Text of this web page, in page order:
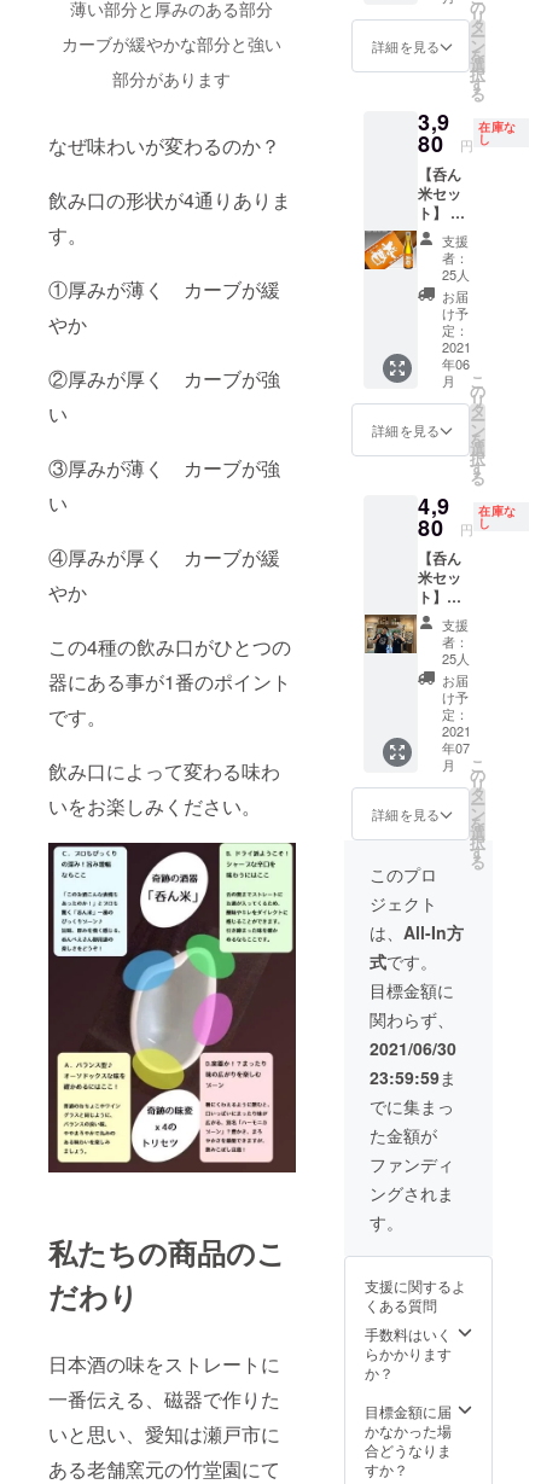
薄い部分と厚みのある部分
カーブが緩やかな部分と強い
部分があります
なぜ味わいが変わるのか？
飲み口の形状が4通りありま
す。
①厚みが薄く カーブが緩
やか
②厚みが厚く カーブが強
い
③厚みが薄く カーブが強
い
④厚みが厚く カーブが緩
やか
この4種の飲み口がひとつの
器にある事が1番のポイント
です。
飲み口によって変わる味わ
いをお楽しみください。
私たちの商品のこ
だわり
日本酒の味をストレートに
一番伝える、磁器で作りた
いと思い、愛知は瀬戸市に
ある老舗窯元の竹堂園にて
種の日
本酒と
ぐいの
み2個
れ付
き）が
セット
で7800
円と超
コスパ
のセッ
トと
なって
おりま
す。 ※
詰め替
え商品
となり
ます、
到着次
第冷蔵
庫に保
管して
き、早
めに、
お楽し
みくだ
さい。
※名入れ
する文
字など
はクラ
ウド
ファン
ディン
グ終了
後に
メール
でお伺
いいた
しま
す。
み10個
と2個
サービ
お届け
致しま
す。
刻印致
しま
す。 こ
名やロ
ゴが
入った
酒器は
いかが
です
か？ ※
名入
れ ロ
ゴなど
片面の
みとな
りま
す。 ※
おひと
つとな
りま
セット
（送料
手数料
込み・
み） 大
切な人
の名
前 貴
方のお
名前 お
店のお
名前
ロゴ 好
きな言
葉（6文
字程
度）etc
貴方の
想いを
刻印致
しま
には店
名やロ
ゴが
入った
酒器は
いかが
です
か？ ※
名入
れ ロ
ゴなど
片面の
みとな
りま
す。 ※
ぐいの
み2個
詳細を見る
の
リ
タ
ー
ン
を
選
択
す
る
3,9
80 円
在庫な
し
【呑ん
米セッ
ト】 ぐ
いのみ
［呑ん
米］と
今回だ
けの限
定日本
酒の
セット
です。
今回こ
のぐい
のみの
ために
鋭の酒
屋
『SAK
E WINE
LIFE』
の主
宰 吉
良氏に
特別な
お酒を
ご用意
してい
ただき
まし
た！
https://
sakewi
岡の名
酒［英
君］ 今
回の為
に特別
なラベ
ルで
す。 味
わいが
ふくよ
かで香
りも高
く、 味
の違い
が分か
りやす
い、ま
さに
酒で
す。 特
別な酒
器には
特別な
酒で！
数料込
み．送
料込
支援
者：
25人
お届
け予
定：
2021
年06
月
詳細を見る
こ
の
リ
タ
ー
ン
を
選
択
す
る
4,9
80 円
在庫な
し
【呑ん
米セッ
ト】名
入れし
ます！
ぐいの
み［呑
ん米］
を2個と
今回だ
けの限
定日本
酒の
セット
です。
今回こ
のぐい
のみの
ために
新進気
鋭の酒
屋
『SAK
E WINE
LIFE』
の主
宰 吉
良氏に
特別な
お酒を
ご用意
してい
ただき
まし
sakewi
hop/ 静
岡の名
酒［英
君］ 今
回の為
なラベ
ルで
す。 味
わいが
支援
者：
25人
お届
け予
定：
2021
年07
月
詳細を見る
こ
の
リ
タ
ー
ン
を
選
択
す
る
このプロ
ジェクト
は、 All-In方
式です。
目標金額に
関わらず、
2021/06/30
23:59:59ま
でに集まっ
た金額が
ファンディ
ングされま
す。
支援に関するよ
くある質問
手数料はいく
らかかります
か？
目標金額に届
かなかった場
合どうなりま
すか？